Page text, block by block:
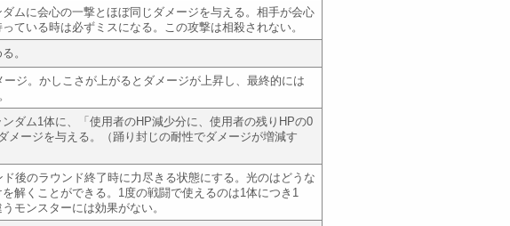
ムに会心の一撃とほぼ同じダメージを与える。相手が会心
ている時は必ずミスになる。この攻撃は相殺されない。
。
ージ。かしこさが上がるとダメージが上昇し、最終的には
ダム1体に、「使用者のHP減少分に、使用者の残りHPの0
メージを与える。（踊り封じの耐性でダメージが増減す
後のラウンド終了時に力尽きる状態にする。光のはどうな
解くことができる。1度の戦闘で使えるのは1体につき1
モンスターには効果がない。